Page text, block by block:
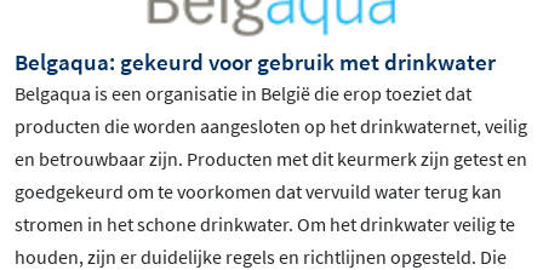
Belgaqua: gekeurd voor gebruik met drinkwater
Belgaqua is een organisatie in België die erop toeziet dat
producten die worden aangesloten op het drinkwaternet, veilig
en betrouwbaar zijn. Producten met dit keurmerk zijn getest en
goedgekeurd om te voorkomen dat vervuild water terug kan
stromen in het schone drinkwater. Om het drinkwater veilig te
houden, zijn er duidelijke regels en richtlijnen opgesteld. Die